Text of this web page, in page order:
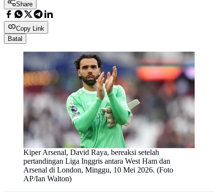
Share
Copy Link
Batal
Kiper Arsenal, David Raya, bereaksi setelah
pertandingan Liga Inggris antara West Ham dan
Arsenal di London, Minggu, 10 Mei 2026. (Foto
AP/Ian Walton)